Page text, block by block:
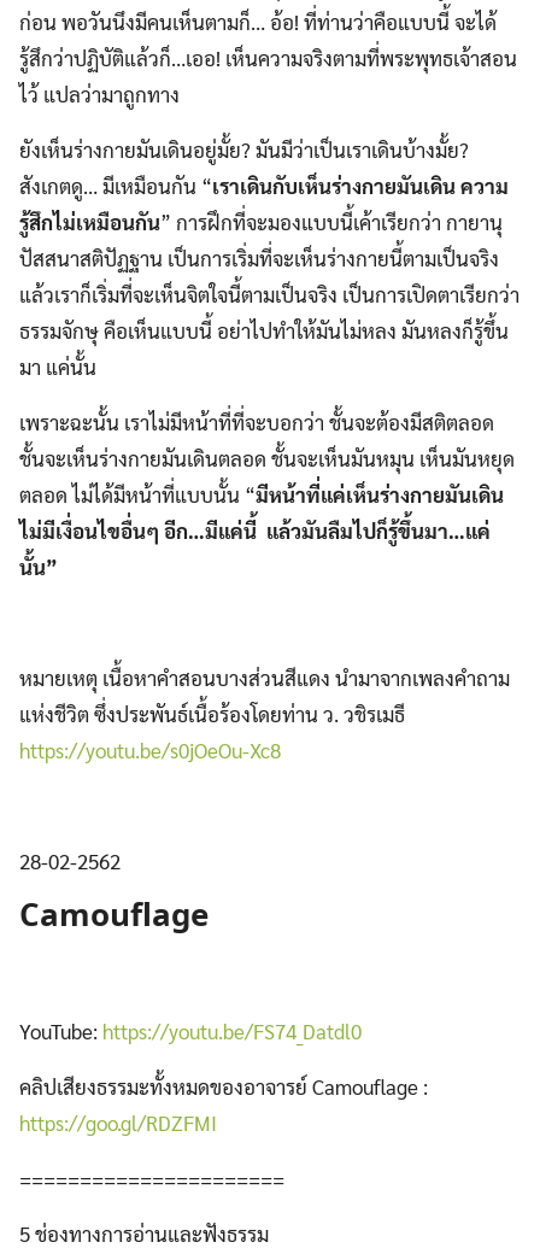
ก่อน พอวันนึงมีคนเห็นตามก็… อ้อ! ที่ท่านว่าคือแบบนี้ จะได้
รู้สึกว่าปฏิบัติแล้วก็…เออ! เห็นความจริงตามที่พระพุทธเจ้าสอน
ไว้ แปลว่ามาถูกทาง
ยังเห็นร่างกายมันเดินอยู่มั้ย? มันมีว่าเป็นเราเดินบ้างมั้ย?
สังเกตดู… มีเหมือนกัน “เราเดินกับเห็นร่างกายมันเดิน ความ
รู้สึกไม่เหมือนกัน” การฝึกที่จะมองแบบนี้เค้าเรียกว่า กายานุ
ปัสสนาสติปัฏฐาน เป็นการเริ่มที่จะเห็นร่างกายนี้ตามเป็นจริง
แล้วเราก็เริ่มที่จะเห็นจิตใจนี้ตามเป็นจริง เป็นการเปิดตาเรียกว่า
ธรรมจักษุ คือเห็นแบบนี้ อย่าไปทำให้มันไม่หลง มันหลงก็รู้ขึ้น
มา แค่นั้น
เพราะฉะนั้น เราไม่มีหน้าที่ที่จะบอกว่า ชั้นจะต้องมีสติตลอด
ชั้นจะเห็นร่างกายมันเดินตลอด ชั้นจะเห็นมันหมุน เห็นมันหยุด
ตลอด ไม่ได้มีหน้าที่แบบนั้น “มีหน้าที่แค่เห็นร่างกายมันเดิน
ไม่มีเงื่อนไขอื่นๆ อีก…มีแค่นี้ แล้วมันลืมไปก็รู้ขึ้นมา…แค่
นั้น”
หมายเหตุ เนื้อหาคำสอนบางส่วนสีแดง นำมาจากเพลงคำถาม
แห่งชีวิต ซึ่งประพันธ์เนื้อร้องโดยท่าน ว. วชิรเมธี
https://youtu.be/s0jOeOu-Xc8
28-02-2562
Camouflage
YouTube: https://youtu.be/FS74_Datdl0
คลิปเสียงธรรมะทั้งหมดของอาจารย์ Camouflage :
https://goo.gl/RDZFMI
======================
5 ช่องทางการอ่านและฟังธรรม